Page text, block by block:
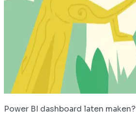
Power BI dashboard laten maken?